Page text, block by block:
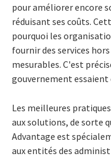
pour améliorer encore
réduisant ses coûts.
pourquoi les
fournir des services
mesurables. C'est
gouvernement essaient
Les meilleures
aux solutions, de sorte
Advantage est
aux entités des